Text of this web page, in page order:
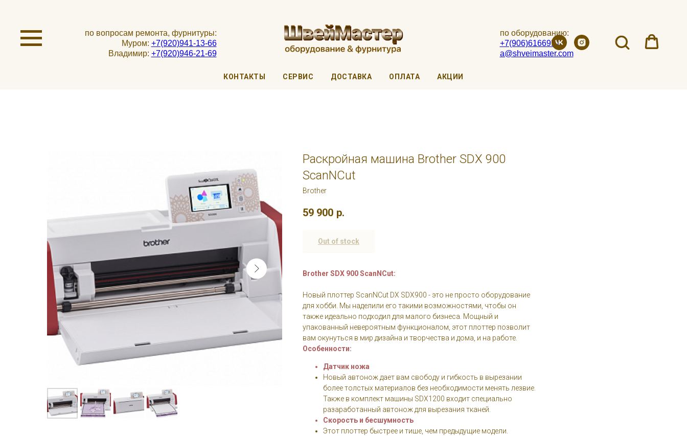
по вопросам ремонта, фурнитуры:
Муром: +7(920)941-13-66
Владимир: +7(920)946-21-69
по оборудованию:
+7(906)6166951
a@shveimaster.com
КОНТАКТЫ СЕРВИС ДОСТАВКА ОПЛАТА АКЦИИ
Раскройная машина Brother SDX 900
ScanNCut
Brother
59 900 р.
Out of stock
Brother SDX 900 ScanNCut:
Новый плоттер ScanNCut DX SDX900 - это не просто оборудование
для хобби. Мы наделили его такими возможностями, чтобы он
также идеально подходил для малого бизнеса. Мощный и
упакованный невероятным функционалом, этот плоттер позволит
вам окунуться в мир дизайна и творчества и дома, и на работе.
Особенности:
Датчик ножа
Новый автонож дает вам свободу и гибкость в вырезании
более толстых материалов без необходимости менять лезвие.
Также в комплект машины SDX1200 входит специально
разаработанный автонож для вырезания тканей.
Скорость и бесшумность
Этот плоттер быстрее и тише, чем предыдущие модели.